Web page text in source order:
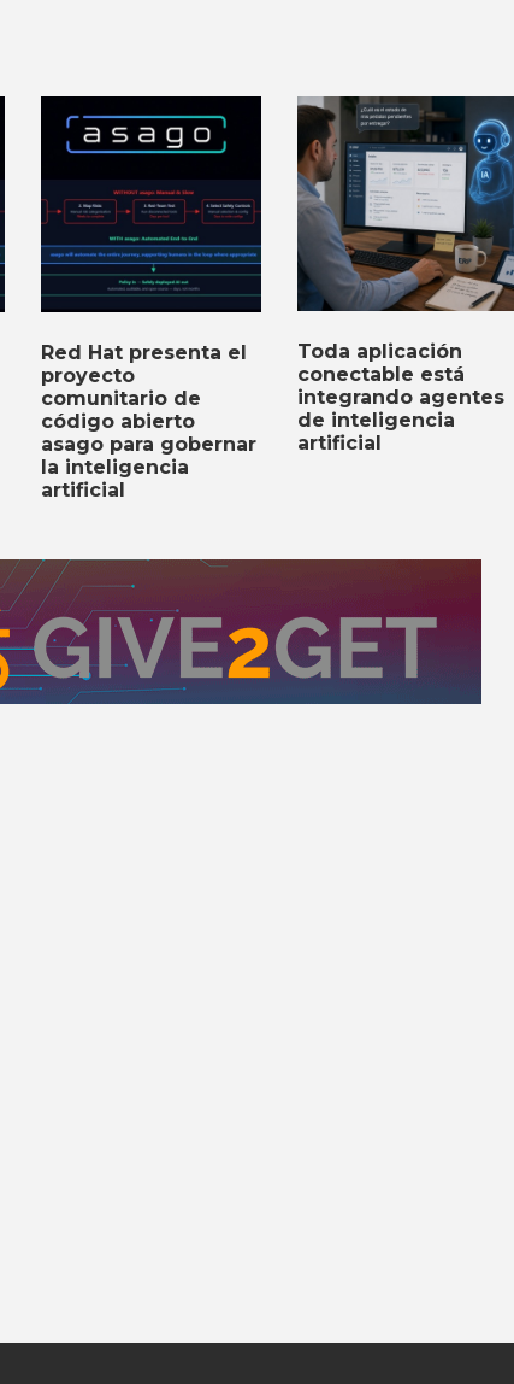
Red Hat presenta el
proyecto
comunitario de
código abierto
asago para gobernar
la inteligencia
artificial
Toda aplicación
conectable está
integrando agentes
de inteligencia
artificial